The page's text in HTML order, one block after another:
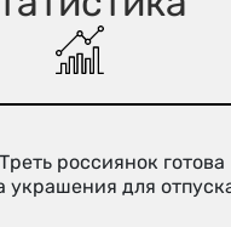
Треть россиянок готова
украшения для